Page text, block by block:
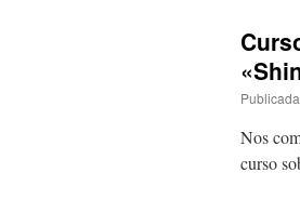
Nos
curso